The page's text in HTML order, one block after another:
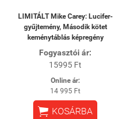
LIMITÁLT Mike Carey: Lucifer-
gyűjtemény, Második kötet
keménytáblás képregény
Fogyasztói ár:
15995 Ft
Online ár:
14 995 Ft
 KOSÁRBA